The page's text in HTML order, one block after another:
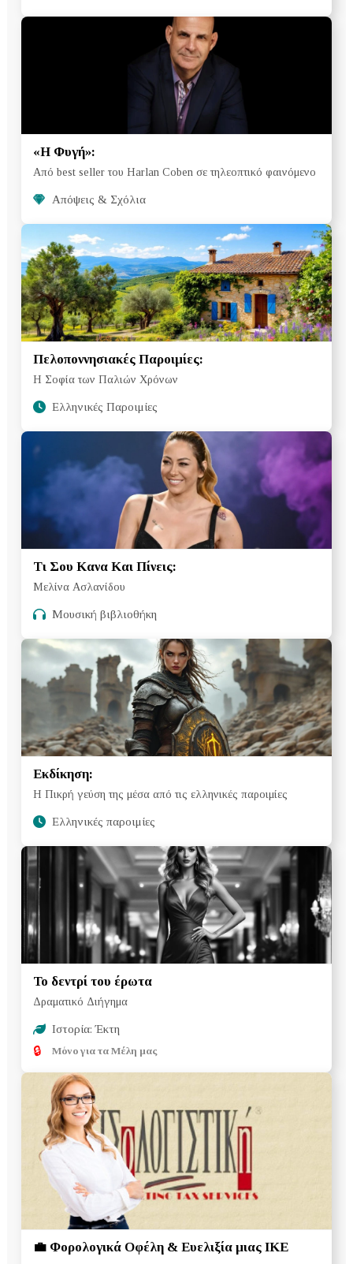
«Η Φυγή»:
Από best seller του Harlan Coben σε τηλεοπτικό φαινόμενο
Απόψεις & Σχόλια
Πελοποννησιακές Παροιμίες:
Η Σοφία των Παλιών Χρόνων
Ελληνικές Παροιμίες
Τι Σου Κανα Και Πίνεις:
Μελίνα Ασλανίδου
Μουσική βιβλιοθήκη
Εκδίκηση:
Η Πικρή γεύση της μέσα από τις ελληνικές παροιμίες
Ελληνικές παροιμίες
Το δεντρί του έρωτα
Δραματικό Διήγημα
Ιστορία: Έκτη
🔒 Μόνο για τα Μέλη μας
💼 Φορολογικά Οφέλη & Ευελιξία μιας ΙΚΕ